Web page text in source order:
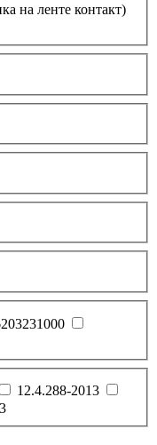
на ленте контакт)
12.4.288-2013